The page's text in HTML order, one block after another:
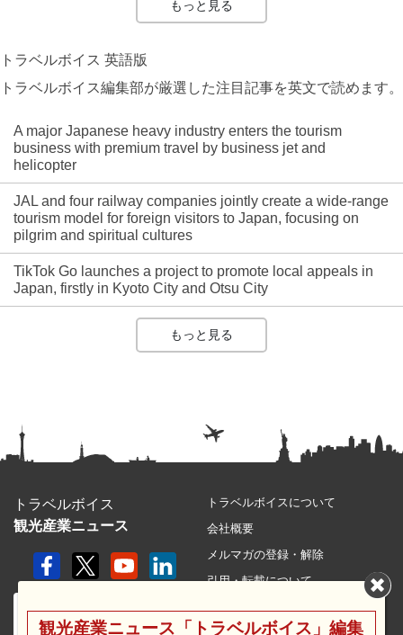
もっと見る
トラベルボイス 英語版
トラベルボイス編集部が厳選した注目記事を英文で読めます。
A major Japanese heavy industry enters the tourism
business with premium travel by business jet and
helicopter
JAL and four railway companies jointly create a wide-range
tourism model for foreign visitors to Japan, focusing on
pilgrim and spiritual cultures
TikTok Go launches a project to promote local appeals in
Japan, firstly in Kyoto City and Otsu City
もっと見る
トラベルボイス
観光産業ニュース
トラベルボイスについて
会社概要
メルマガの登録・解除
引用・転載について
観光産業ニュース「トラベルボイス」編集